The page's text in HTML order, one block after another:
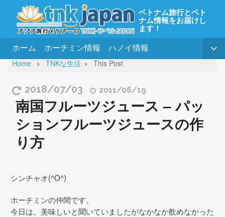
ベトナム旅行とベト
ナム情報をお届けし
ます！
ホーム ホーチミン情報 ハノイ情報
Home TNKな生活 This Post
2018/07/03 2011/06/19
南国フルーツジュース – パッ
ションフルーツジュースの作
り方
シンチャオ(^O^)
ホーチミンの仲間です。
今日は、美味しいと聞いていましたがなかなか飲めなかった